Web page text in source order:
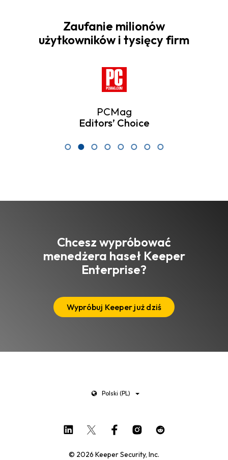
Zaufanie milionów
użytkowników i tysięcy firm
App Store
Top-Rated Productivity
Chcesz wypróbować
menedżera haseł Keeper
Enterprise?
Wypróbuj Keeper już dziś
Polski (PL)
© 2026 Keeper Security, Inc.